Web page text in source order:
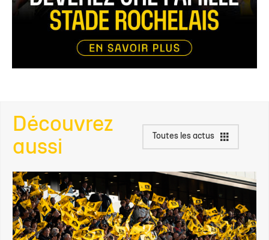
Découvrez
aussi
Toutes les actus